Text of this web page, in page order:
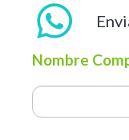
Nombre